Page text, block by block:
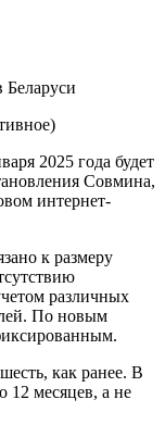
2025 года будет
Совмина,
интернет-
к размеру
различных
По новым
как ранее. В
12 месяцев, а не